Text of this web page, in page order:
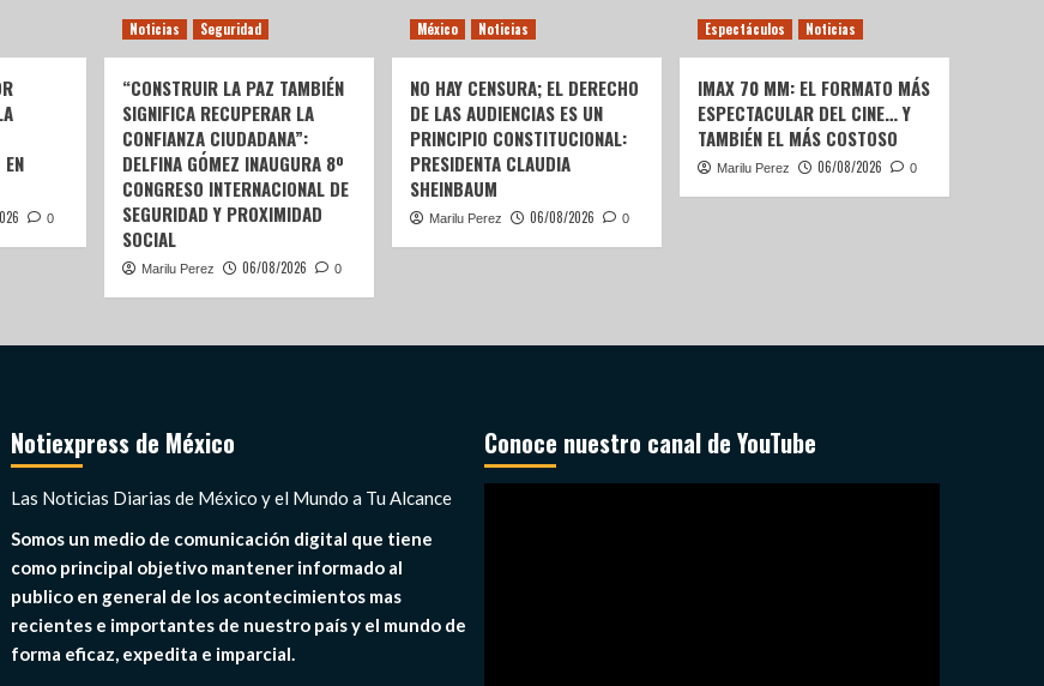
0
Noticias Seguridad
“CONSTRUIR LA PAZ TAMBIÉN
SIGNIFICA RECUPERAR LA
CONFIANZA CIUDADANA”:
DELFINA GÓMEZ INAUGURA 8º
CONGRESO INTERNACIONAL DE
SEGURIDAD Y PROXIMIDAD
SOCIAL
Marilu Perez 06/08/2026 0
México Noticias
NO HAY CENSURA; EL DERECHO
DE LAS AUDIENCIAS ES UN
PRINCIPIO CONSTITUCIONAL:
PRESIDENTA CLAUDIA
SHEINBAUM
Marilu Perez 06/08/2026 0
Espectáculos Noticias
IMAX 70 MM: EL FORMATO MÁS
ESPECTACULAR DEL CINE… Y
TAMBIÉN EL MÁS COSTOSO
Marilu Perez 06/08/2026 0
Notiexpress de México
Las Noticias Diarias de México y el Mundo a Tu Alcance
Somos un medio de comunicación digital que tiene
como principal objetivo mantener informado al
publico en general de los acontecimientos mas
recientes e importantes de nuestro país y el mundo de
forma eficaz, expedita e imparcial.
Conoce nuestro canal de YouTube